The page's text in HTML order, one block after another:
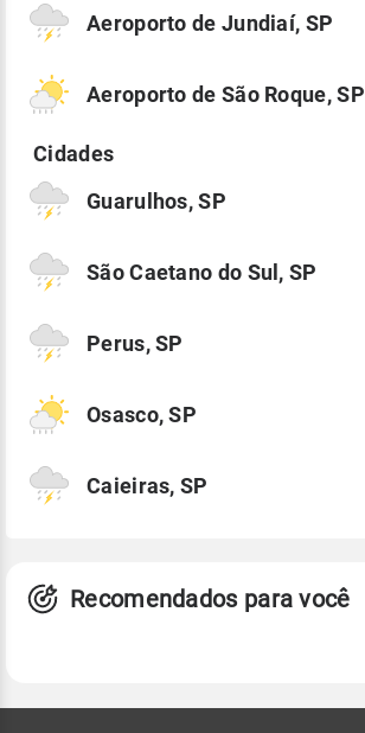
Aeroporto de Jundiaí, SP
Aeroporto de São Roque, SP
Guarulhos, SP
São Caetano do Sul, SP
Perus, SP
Osasco, SP
Caieiras, SP
Recomendados para você